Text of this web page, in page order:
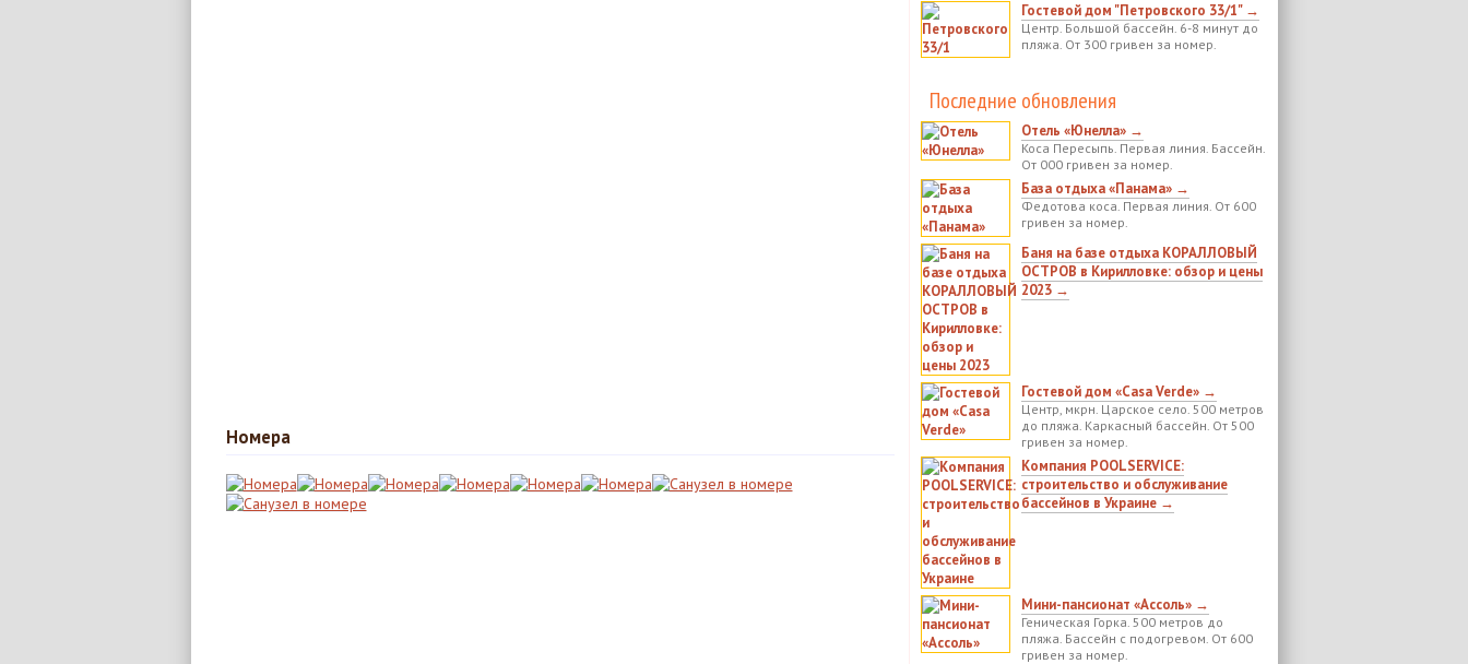
Номера
Гостевой дом "Петровского 33/1" →
Центр. Большой бассейн. 6-8 минут до
пляжа. От 300 гривен за номер.
Последние обновления
Отель «Юнелла» →
Коса Пересыпь. Первая линия. Бассейн.
От 000 гривен за номер.
База отдыха «Панама» →
Федотова коса. Первая линия. От 600
гривен за номер.
Баня на базе отдыха КОРАЛЛОВЫЙ
ОСТРОВ в Кирилловке: обзор и цены
2023 →
Гостевой дом «Casa Verde» →
Центр, мкрн. Царское село. 500 метров
до пляжа. Каркасный бассейн. От 500
гривен за номер.
Компания POOLSERVICE:
строительство и обслуживание
бассейнов в Украине →
Мини-пансионат «Ассоль» →
Геническая Горка. 500 метров до
пляжа. Бассейн с подогревом. От 600
гривен за номер.